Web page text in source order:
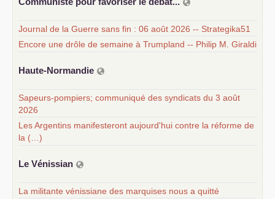
Journal de la Guerre sans fin : 06 août 2026 -- Strategika51
Encore une drôle de semaine à Trumpland -- Philip M. Giraldi
Haute-Normandie
Sapeurs-pompiers; communiqué des syndicats du 3 août
2026
Les Argentins manifesteront aujourd'hui contre la réforme de
la (…)
Le Vénissian
La militante vénissiane des marquises nous a quitté